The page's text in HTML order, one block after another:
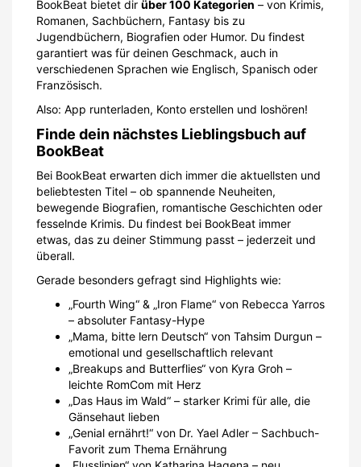
BookBeat bietet dir über 100 Kategorien – von Krimis,
Romanen, Sachbüchern, Fantasy bis zu
Jugendbüchern, Biografien oder Humor. Du findest
garantiert was für deinen Geschmack, auch in
verschiedenen Sprachen wie Englisch, Spanisch oder
Französisch.
Also: App runterladen, Konto erstellen und loshören!
Finde dein nächstes Lieblingsbuch auf
BookBeat
Bei BookBeat erwarten dich immer die aktuellsten und
beliebtesten Titel – ob spannende Neuheiten,
bewegende Biografien, romantische Geschichten oder
fesselnde Krimis. Du findest bei BookBeat immer
etwas, das zu deiner Stimmung passt – jederzeit und
überall.
Gerade besonders gefragt sind Highlights wie:
„Fourth Wing“ & „Iron Flame“ von Rebecca Yarros
– absoluter Fantasy-Hype
„Mama, bitte lern Deutsch“ von Tahsim Durgun –
emotional und gesellschaftlich relevant
„Breakups and Butterflies“ von Kyra Groh –
leichte RomCom mit Herz
„Das Haus im Wald“ – starker Krimi für alle, die
Gänsehaut lieben
„Genial ernährt!“ von Dr. Yael Adler – Sachbuch-
Favorit zum Thema Ernährung